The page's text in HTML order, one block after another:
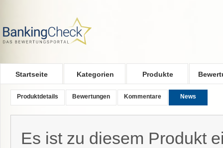
Startseite Kategorien Produkte
Produktdetails Bewertungen Kommentare News
Es ist zu diesem Produkt